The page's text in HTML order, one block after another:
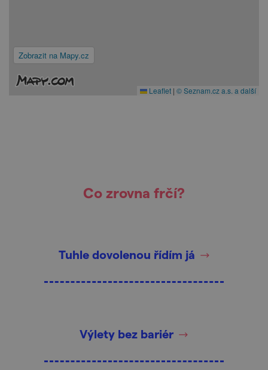
Zobrazit na Mapy.cz
Leaflet | © Seznam.cz a.s. a další
Co zrovna frčí?
Tuhle dovolenou řídím já
Výlety bez bariér